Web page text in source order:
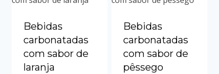
Bebidas
carbonatadas
com sabor de
laranja
Bebidas
carbonatadas
com sabor de
pêssego